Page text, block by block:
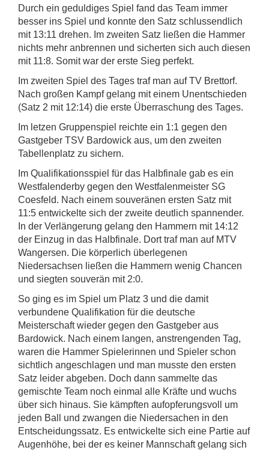
Durch ein geduldiges Spiel fand das Team immer
besser ins Spiel und konnte den Satz schlussendlich
mit 13:11 drehen. Im zweiten Satz ließen die Hammer
nichts mehr anbrennen und sicherten sich auch diesen
mit 11:8. Somit war der erste Sieg perfekt.
Im zweiten Spiel des Tages traf man auf TV Brettorf.
Nach großen Kampf gelang mit einem Unentschieden
(Satz 2 mit 12:14) die erste Überraschung des Tages.
Im letzen Gruppenspiel reichte ein 1:1 gegen den
Gastgeber TSV Bardowick aus, um den zweiten
Tabellenplatz zu sichern.
Im Qualifikationsspiel für das Halbfinale gab es ein
Westfalenderby gegen den Westfalenmeister SG
Coesfeld. Nach einem souveränen ersten Satz mit
11:5 entwickelte sich der zweite deutlich spannender.
In der Verlängerung gelang den Hammern mit 14:12
der Einzug in das Halbfinale. Dort traf man auf MTV
Wangersen. Die körperlich überlegenen
Niedersachsen ließen die Hammern wenig Chancen
und siegten souverän mit 2:0.
So ging es im Spiel um Platz 3 und die damit
verbundene Qualifikation für die deutsche
Meisterschaft wieder gegen den Gastgeber aus
Bardowick. Nach einem langen, anstrengenden Tag,
waren die Hammer Spielerinnen und Spieler schon
sichtlich angeschlagen und man musste den ersten
Satz leider abgeben. Doch dann sammelte das
gemischte Team noch einmal alle Kräfte und wuchs
über sich hinaus. Sie kämpften aufopferungsvoll um
jeden Ball und zwangen die Niedersachen in den
Entscheidungssatz. Es entwickelte sich eine Partie auf
Augenhöhe, bei der es keiner Mannschaft gelang sich